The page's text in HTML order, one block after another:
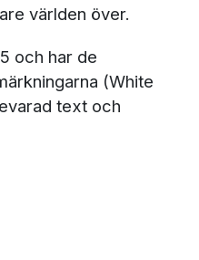
världen över.
och har de
(White
text och